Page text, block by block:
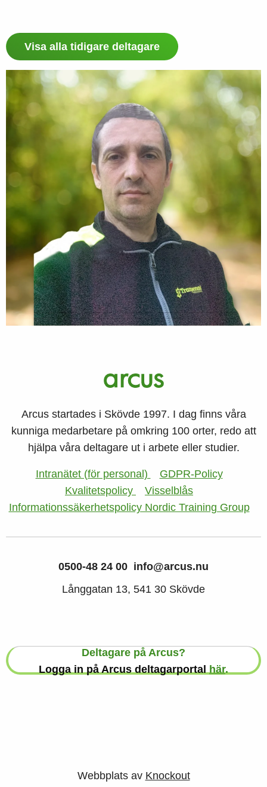
Visa alla tidigare deltagare
Arcus startades i Skövde 1997. I dag finns våra
kunniga medarbetare på omkring 100 orter, redo att
hjälpa våra deltagare ut i arbete eller studier.
Intranätet (för personal)
GDPR-Policy
Kvalitetspolicy
Visselblås
Informationssäkerhetspolicy Nordic Training Group
0500-48 24 00 info@arcus.nu
Långgatan 13, 541 30 Skövde
Deltagare på Arcus?
Logga in på Arcus deltagarportal här.
Webbplats av Knockout